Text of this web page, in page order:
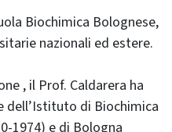
Biochimica Bolognese,
nazionali ed estere.
, il Prof. Caldarera ha
di Biochimica
1974) e di Bologna